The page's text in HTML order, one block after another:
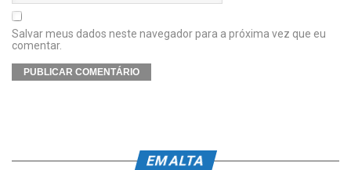
Salvar meus dados neste navegador para a próxima vez que eu
comentar.
EM ALTA